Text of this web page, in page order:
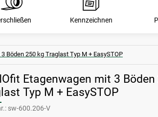
Kennzeichnen
Böden 250 kg Traglast Typ M + EasySTOP
Etagenwagen mit 3
Typ M + EasySTOP
sw-600.206-V